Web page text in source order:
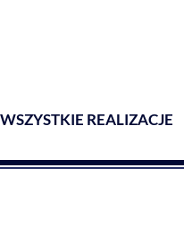
WSZYSTKIE REALIZACJE